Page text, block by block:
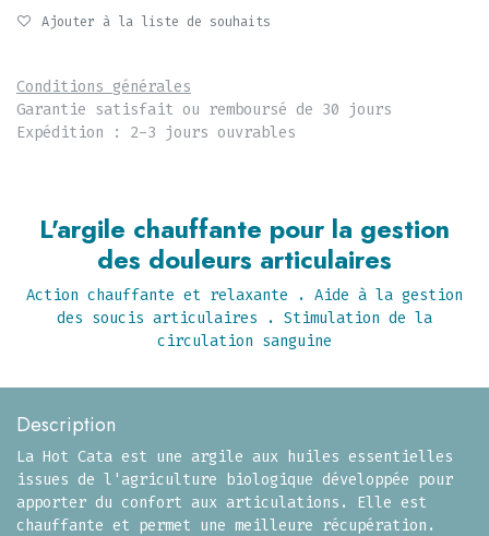
Ajouter à la liste de souhaits
Conditions générales
Garantie satisfait ou remboursé de 30 jours
Expédition : 2-3 jours ouvrables
L'argile chauffante pour la gestion
des douleurs articulaires
Action chauffante et relaxante . Aide à la gestion
des soucis articulaires . Stimulation de la
circulation sanguine
Description
La Hot Cata est une argile aux huiles essentielles
issues de l'agriculture biologique développée pour
apporter du confort aux articulations. Elle est
chauffante et permet une meilleure récupération.